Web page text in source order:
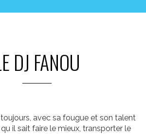
DJ FANOU
avec sa fougue et son talent
il sait faire le mieux, transporter le